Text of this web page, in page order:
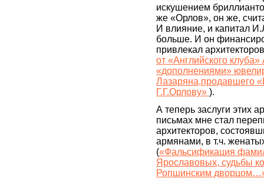
искушением
же «Орлов», он же,
И влияние, и капитал
больше. И он
привлекал
от «Английского
«дополнениями»
Лазаряна,продавшего
Г.Г.Орлову» ).
А теперь заслуги этих
письмах мне стал
архитекторов,
армянами, в т.ч.
(«Фальсификация
Ярославовых, судьбы
Ропшинским